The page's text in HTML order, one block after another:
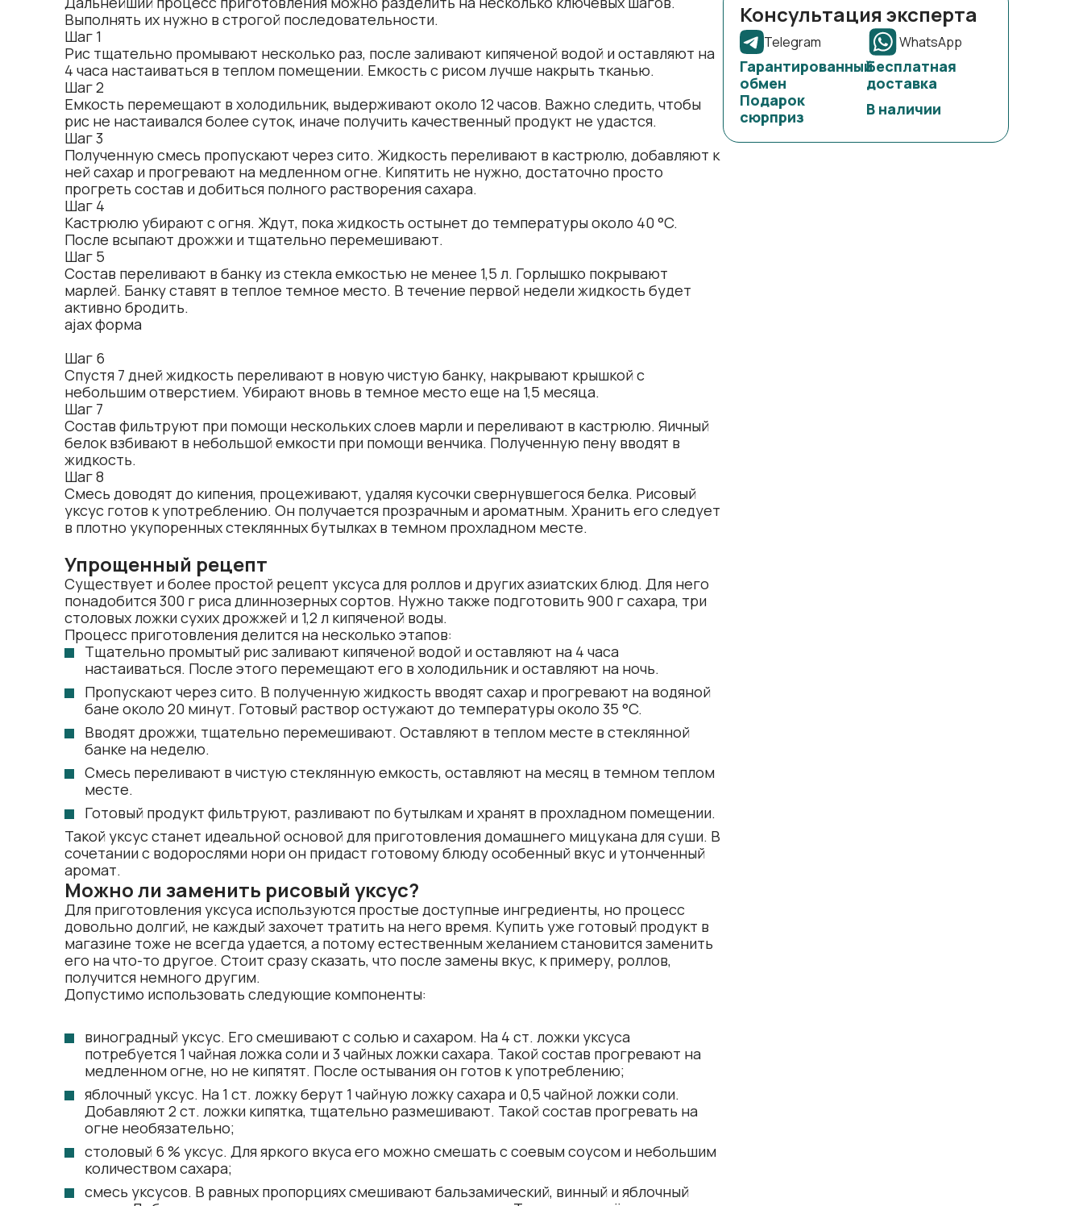
Выполнять их нужно в строгой последовательности.
Шаг 1
Рис тщательно промывают несколько раз, после заливают кипяченой водой и оставляют на
4 часа настаиваться в теплом помещении. Емкость с рисом лучше накрыть тканью.
Шаг 2
Емкость перемещают в холодильник, выдерживают около 12 часов. Важно следить, чтобы
рис не настаивался более суток, иначе получить качественный продукт не удастся.
Шаг 3
Полученную смесь пропускают через сито. Жидкость переливают в кастрюлю, добавляют к
ней сахар и прогревают на медленном огне. Кипятить не нужно, достаточно просто
прогреть состав и добиться полного растворения сахара.
Шаг 4
Кастрюлю убирают с огня. Ждут, пока жидкость остынет до температуры около 40 °C.
После всыпают дрожжи и тщательно перемешивают.
Шаг 5
Состав переливают в банку из стекла емкостью не менее 1,5 л. Горлышко покрывают
марлей. Банку ставят в теплое темное место. В течение первой недели жидкость будет
активно бродить.
ajax форма
Шаг 6
Спустя 7 дней жидкость переливают в новую чистую банку, накрывают крышкой с
небольшим отверстием. Убирают вновь в темное место еще на 1,5 месяца.
Шаг 7
Состав фильтруют при помощи нескольких слоев марли и переливают в кастрюлю. Яичный
белок взбивают в небольшой емкости при помощи венчика. Полученную пену вводят в
жидкость.
Шаг 8
Смесь доводят до кипения, процеживают, удаляя кусочки свернувшегося белка. Рисовый
уксус готов к употреблению. Он получается прозрачным и ароматным. Хранить его следует
в плотно укупоренных стеклянных бутылках в темном прохладном месте.
Упрощенный рецепт
Существует и более простой рецепт уксуса для роллов и других азиатских блюд. Для него
понадобится 300 г риса длиннозерных сортов. Нужно также подготовить 900 г сахара, три
столовых ложки сухих дрожжей и 1,2 л кипяченой воды.
Процесс приготовления делится на несколько этапов:
Тщательно промытый рис заливают кипяченой водой и оставляют на 4 часа
настаиваться. После этого перемещают его в холодильник и оставляют на ночь.
Пропускают через сито. В полученную жидкость вводят сахар и прогревают на водяной
бане около 20 минут. Готовый раствор остужают до температуры около 35 °C.
Вводят дрожжи, тщательно перемешивают. Оставляют в теплом месте в стеклянной
банке на неделю.
Смесь переливают в чистую стеклянную емкость, оставляют на месяц в темном теплом
месте.
Готовый продукт фильтруют, разливают по бутылкам и хранят в прохладном помещении.
Такой уксус станет идеальной основой для приготовления домашнего мицукана для суши. В
сочетании с водорослями нори он придаст готовому блюду особенный вкус и утонченный
аромат.
Можно ли заменить рисовый уксус?
Для приготовления уксуса используются простые доступные ингредиенты, но процесс
довольно долгий, не каждый захочет тратить на него время. Купить уже готовый продукт в
магазине тоже не всегда удается, а потому естественным желанием становится заменить
его на что-то другое. Стоит сразу сказать, что после замены вкус, к примеру, роллов,
получится немного другим.
Допустимо использовать следующие компоненты:
виноградный уксус. Его смешивают с солью и сахаром. На 4 ст. ложки уксуса
потребуется 1 чайная ложка соли и 3 чайных ложки сахара. Такой состав прогревают на
медленном огне, но не кипятят. После остывания он готов к употреблению;
яблочный уксус. На 1 ст. ложку берут 1 чайную ложку сахара и 0,5 чайной ложки соли.
Добавляют 2 ст. ложки кипятка, тщательно размешивают. Такой состав прогревать на
огне необязательно;
столовый 6 % уксус. Для яркого вкуса его можно смешать с соевым соусом и небольшим
количеством сахара;
смесь уксусов. В равных пропорциях смешивают бальзамический, винный и яблочный
Консультация эксперта
Telegram WhatsApp
Гарантированный
обмен
Бесплатная
доставка
Подарок
сюрприз
В наличии